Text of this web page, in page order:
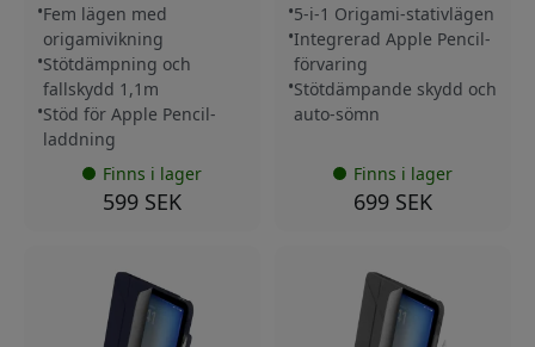
Fem lägen med
origamivikning
Stötdämpning och
fallskydd 1,1m
Stöd för Apple Pencil-
laddning
Finns i lager
599 SEK
5-i-1 Origami-stativlägen
Integrerad Apple Pencil-
förvaring
Stötdämpande skydd och
auto-sömn
Finns i lager
699 SEK